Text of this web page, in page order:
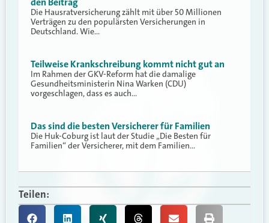
Die Hausratversicherung zählt mit über 50 Millionen
Verträgen zu den populärsten Versicherungen in
Deutschland. Wie…
Teilweise Krankschreibung kommt nicht gut an
Im Rahmen der GKV-Reform hat die damalige
Gesundheitsministerin Nina Warken (CDU)
vorgeschlagen, dass es auch…
Das sind die besten Versicherer für Familien
Die Huk-Coburg ist laut der Studie „Die Besten für
Familien“ der Versicherer, mit dem Familien…
Teilen: